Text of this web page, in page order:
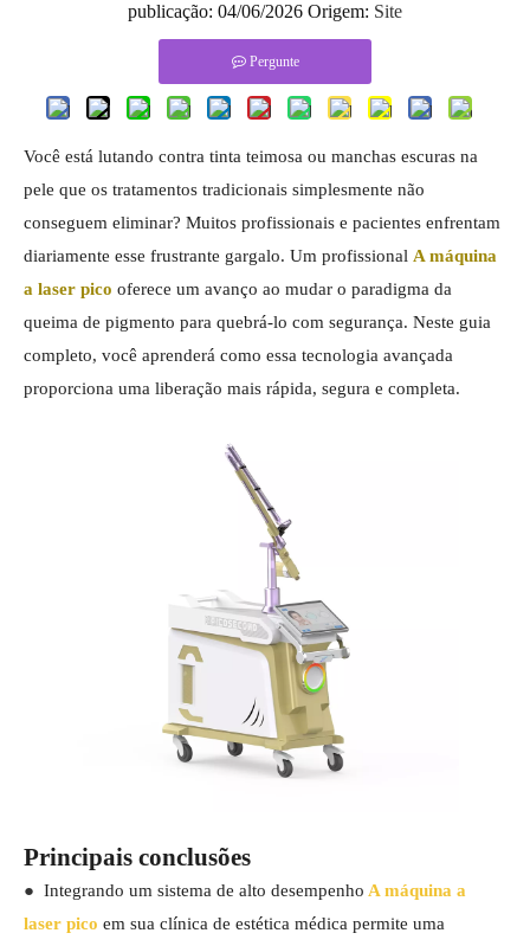
publicação: 04/06/2026 Origem: Site
Pergunte
Você está lutando contra tinta teimosa ou manchas escuras na
pele que os tratamentos tradicionais simplesmente não
conseguem eliminar? Muitos profissionais e pacientes enfrentam
diariamente esse frustrante gargalo. Um profissional A máquina
a laser pico oferece um avanço ao mudar o paradigma da
queima de pigmento para quebrá-lo com segurança. Neste guia
completo, você aprenderá como essa tecnologia avançada
proporciona uma liberação mais rápida, segura e completa.
Principais conclusões
● Integrando um sistema de alto desempenho A máquina a
laser pico em sua clínica de estética médica permite uma